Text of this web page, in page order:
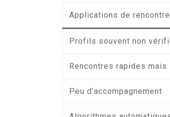
Applications de rencontre
Profils souvent non
Rencontres rapides
Peu d’accompagnement